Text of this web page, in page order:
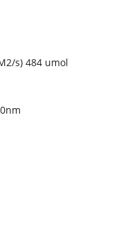
s) 484 umol